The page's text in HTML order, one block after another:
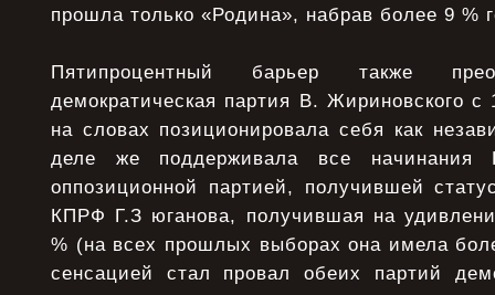
прошла только «Родина», набрав более 9 %
Пятипроцентный барьер также
демократическая партия В. Жириновского с
на словах позиционировала себя как
деле же поддерживала все начинания
оппозиционной партией, получившей
КПРФ Г.З юганова, получившая на
% (на всех прошлых выборах она имела
сенсацией стал провал обеих партий